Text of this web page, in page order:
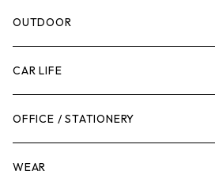
腰袋・ツールホルスター
工具箱
作業台
脚立
キッチン
日用品
ボディケア
剪定ばさみ
ガーデンツール
ガーデンチェア
キャビネット・ツールハンガー
OUTDOOR
スツール
バンジーバンド
ストレージボックス
CAR LIFE
メンテナンスグッズ
車内グッズ
OFFICE / STATIONERY
WEAR